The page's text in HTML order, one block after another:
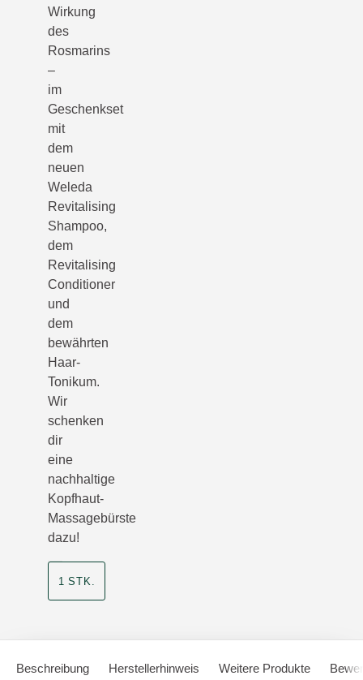
Wirkung
des
Rosmarins
–
im
Geschenkset
mit
dem
neuen
Weleda
Revitalising
Shampoo,
dem
Revitalising
Conditioner
und
dem
bewährten
Haar-
Tonikum.
Wir
schenken
dir
eine
nachhaltige
Kopfhaut-
Massagebürste
dazu!
1 STK.
Beschreibung Herstellerhinweis Weitere Produkte